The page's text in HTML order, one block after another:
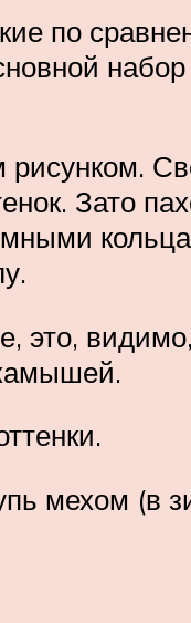
по
Зато
это,
мехом (в